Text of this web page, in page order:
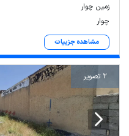
زمین چوار
چوار
مشاهده جزییات
2 تصویر